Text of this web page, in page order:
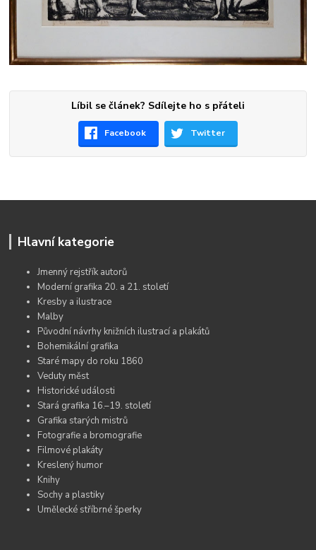
Líbil se článek? Sdílejte ho s přáteli
Facebook Twitter
Hlavní kategorie
Jmenný rejstřík autorů
Moderní grafika 20. a 21. století
Kresby a ilustrace
Malby
Původní návrhy knižních ilustrací a plakátů
Bohemikální grafika
Staré mapy do roku 1860
Veduty měst
Historické události
Stará grafika 16.–19. století
Grafika starých mistrů
Fotografie a bromografie
Filmové plakáty
Kreslený humor
Knihy
Sochy a plastiky
Umělecké stříbrné šperky